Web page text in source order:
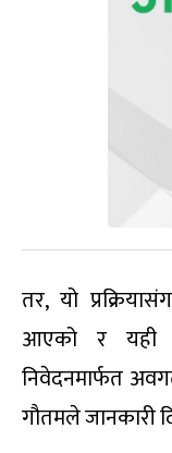
तर, यो
आएको र यही
निवेदनमार्फत
गौतमले जानकारी